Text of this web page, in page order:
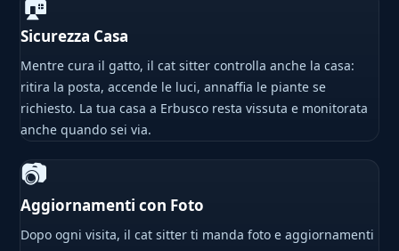
Sicurezza Casa
Mentre cura il gatto, il cat sitter controlla anche la casa:
ritira la posta, accende le luci, annaffia le piante se
richiesto. La tua casa a Erbusco resta vissuta e monitorata
anche quando sei via.
📷
Aggiornamenti con Foto
Dopo ogni visita, il cat sitter ti manda foto e aggiornamenti